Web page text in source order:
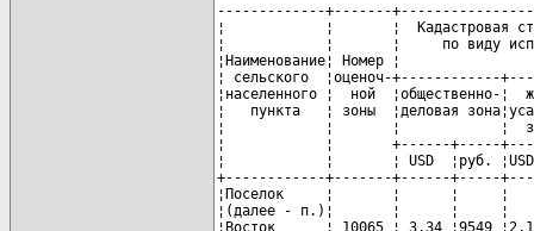
-------------+-------
¦            ¦       ¦  Кадастровая
¦            ¦       ¦     по виду
¦Наименование¦ Номер ¦
¦ сельского  ¦оценоч-
¦населенного ¦  ной  ¦общественно-¦
¦   пункта   ¦ зоны  ¦деловая
¦            ¦       ¦            ¦
¦            ¦       +------+-----
¦            ¦       ¦ USD  ¦руб. ¦USD
+------------+-------+------+-----
¦Поселок     ¦       ¦      ¦
¦(далее - п.)¦       ¦      ¦
¦Восток      ¦ 10065 ¦ 3,34 ¦9549